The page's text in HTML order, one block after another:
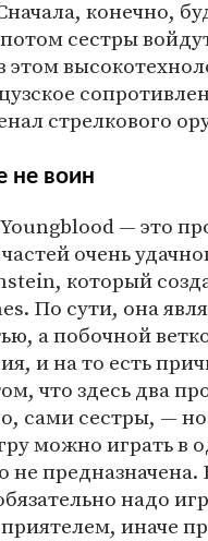
конечно,
сестры
этом
стрелкового
не воин
— это
очень
который
По сути, она
а побочной
и на то есть
что здесь два
сами сестры, —
можно играть в
не предназначена.
надо
иначе